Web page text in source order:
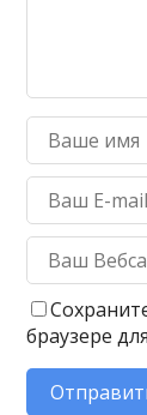
браузере